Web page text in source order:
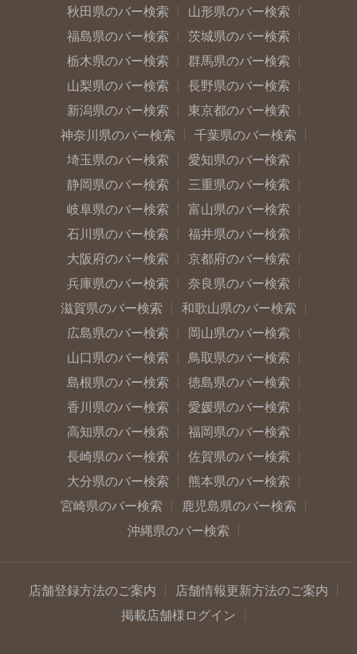
秋田県のバー検索
山形県のバー検索
福島県のバー検索
茨城県のバー検索
栃木県のバー検索
群馬県のバー検索
山梨県のバー検索
長野県のバー検索
新潟県のバー検索
東京都のバー検索
神奈川県のバー検索
千葉県のバー検索
埼玉県のバー検索
愛知県のバー検索
静岡県のバー検索
三重県のバー検索
岐阜県のバー検索
富山県のバー検索
石川県のバー検索
福井県のバー検索
大阪府のバー検索
京都府のバー検索
兵庫県のバー検索
奈良県のバー検索
滋賀県のバー検索
和歌山県のバー検索
広島県のバー検索
岡山県のバー検索
山口県のバー検索
鳥取県のバー検索
島根県のバー検索
徳島県のバー検索
香川県のバー検索
愛媛県のバー検索
高知県のバー検索
福岡県のバー検索
長崎県のバー検索
佐賀県のバー検索
大分県のバー検索
熊本県のバー検索
宮崎県のバー検索
鹿児島県のバー検索
沖縄県のバー検索
店舗登録方法のご案内
店舗情報更新方法のご案内
掲載店舗様ログイン